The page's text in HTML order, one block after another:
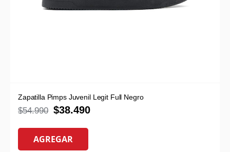
Zapatilla Pimps Juvenil Legit Full Negro
$54.990 $38.490
AGREGAR